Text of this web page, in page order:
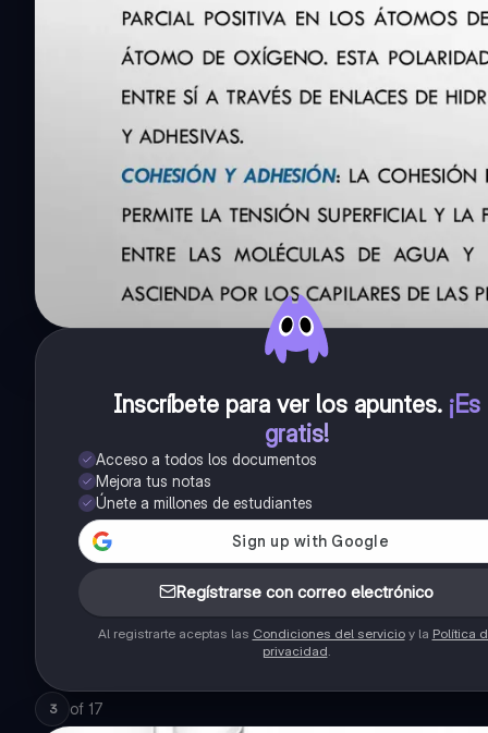
Inscríbete para ver los apuntes. ¡Es
gratis!
Acceso a todos los documentos
Mejora tus notas
Únete a millones de estudiantes
Regístrarse con correo electrónico
Al registrarte aceptas las Condiciones del servicioy la Política
privacidad
3 of 17